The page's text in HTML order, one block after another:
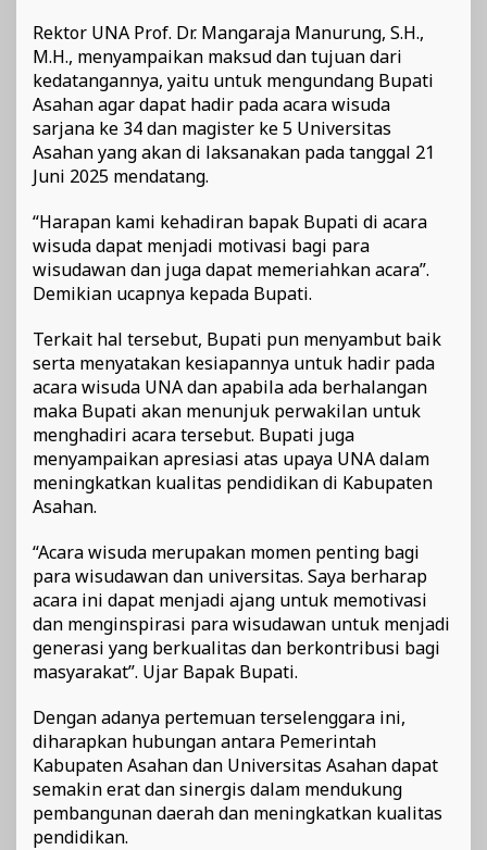
Rektor UNA Prof. Dr. Mangaraja Manurung, S.H.,
M.H., menyampaikan maksud dan tujuan dari
kedatangannya, yaitu untuk mengundang Bupati
Asahan agar dapat hadir pada acara wisuda
sarjana ke 34 dan magister ke 5 Universitas
Asahan yang akan di laksanakan pada tanggal 21
Juni 2025 mendatang.
“Harapan kami kehadiran bapak Bupati di acara
wisuda dapat menjadi motivasi bagi para
wisudawan dan juga dapat memeriahkan acara”.
Demikian ucapnya kepada Bupati.
Terkait hal tersebut, Bupati pun menyambut baik
serta menyatakan kesiapannya untuk hadir pada
acara wisuda UNA dan apabila ada berhalangan
maka Bupati akan menunjuk perwakilan untuk
menghadiri acara tersebut. Bupati juga
menyampaikan apresiasi atas upaya UNA dalam
meningkatkan kualitas pendidikan di Kabupaten
Asahan.
“Acara wisuda merupakan momen penting bagi
para wisudawan dan universitas. Saya berharap
acara ini dapat menjadi ajang untuk memotivasi
dan menginspirasi para wisudawan untuk menjadi
generasi yang berkualitas dan berkontribusi bagi
masyarakat”. Ujar Bapak Bupati.
Dengan adanya pertemuan terselenggara ini,
diharapkan hubungan antara Pemerintah
Kabupaten Asahan dan Universitas Asahan dapat
semakin erat dan sinergis dalam mendukung
pembangunan daerah dan meningkatkan kualitas
pendidikan.